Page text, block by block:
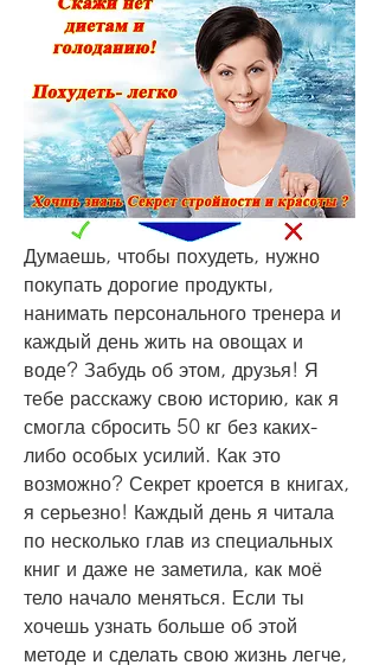
Думаешь, чтобы похудеть, нужно
покупать дорогие продукты,
нанимать персонального тренера и
каждый день жить на овощах и
воде? Забудь об этом, друзья! Я
тебе расскажу свою историю, как я
смогла сбросить 50 кг без каких-
либо особых усилий. Как это
возможно? Секрет кроется в книгах,
я серьезно! Каждый день я читала
по несколько глав из специальных
книг и даже не заметила, как моё
тело начало меняться. Если ты
хочешь узнать больше об этой
методе и сделать свою жизнь легче,